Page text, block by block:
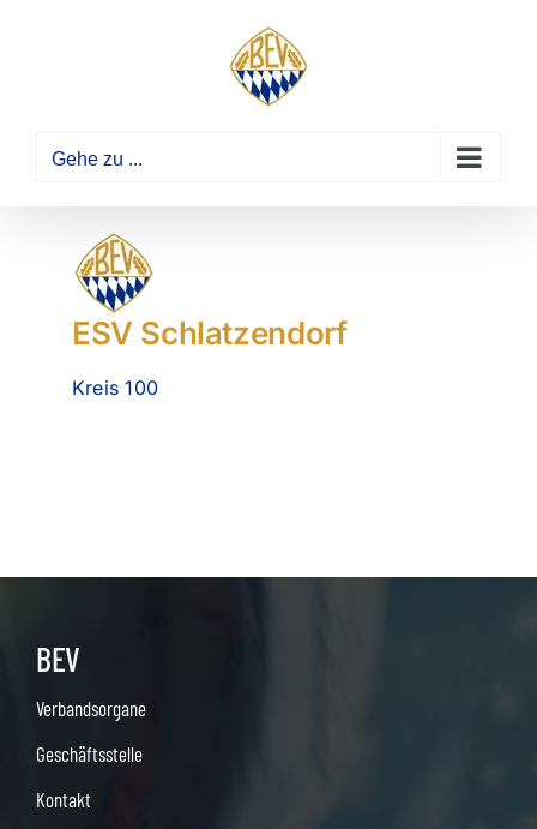
Gehe zu ...
ESV Schlatzendorf
Kreis 100
BEV
Verbandsorgane
Geschäftsstelle
Kontakt